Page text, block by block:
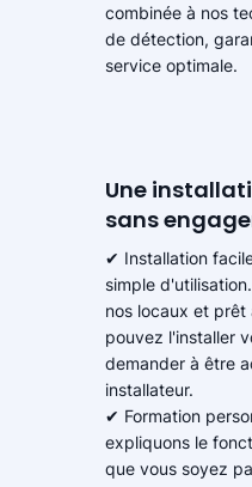
combinée à nos
de détection,
service optimale.
Une
sans
✔ Installation
simple
nos locaux et prêt
pouvez l'installer
demander à être
installateur.
✔ Formation
expliquons le
que vous soyez